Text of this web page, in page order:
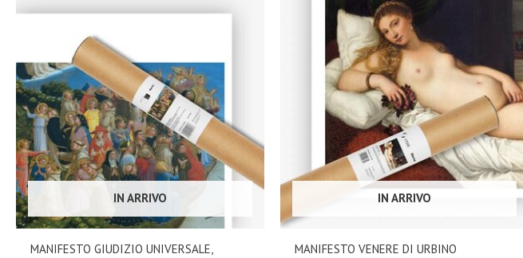
IN ARRIVO
MANIFESTO GIUDIZIO UNIVERSALE,
IN ARRIVO
MANIFESTO VENERE DI URBINO